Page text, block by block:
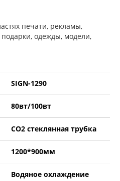
печати, рекламы,
одежды, модели,
SIGN-1290
80вт/100вт
СО2 стеклянная трубка
1200*900мм
Водяное охлаждение